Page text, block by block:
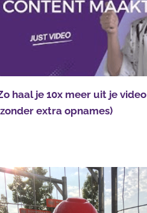
haal je 10x meer uit je video
extra opnames)